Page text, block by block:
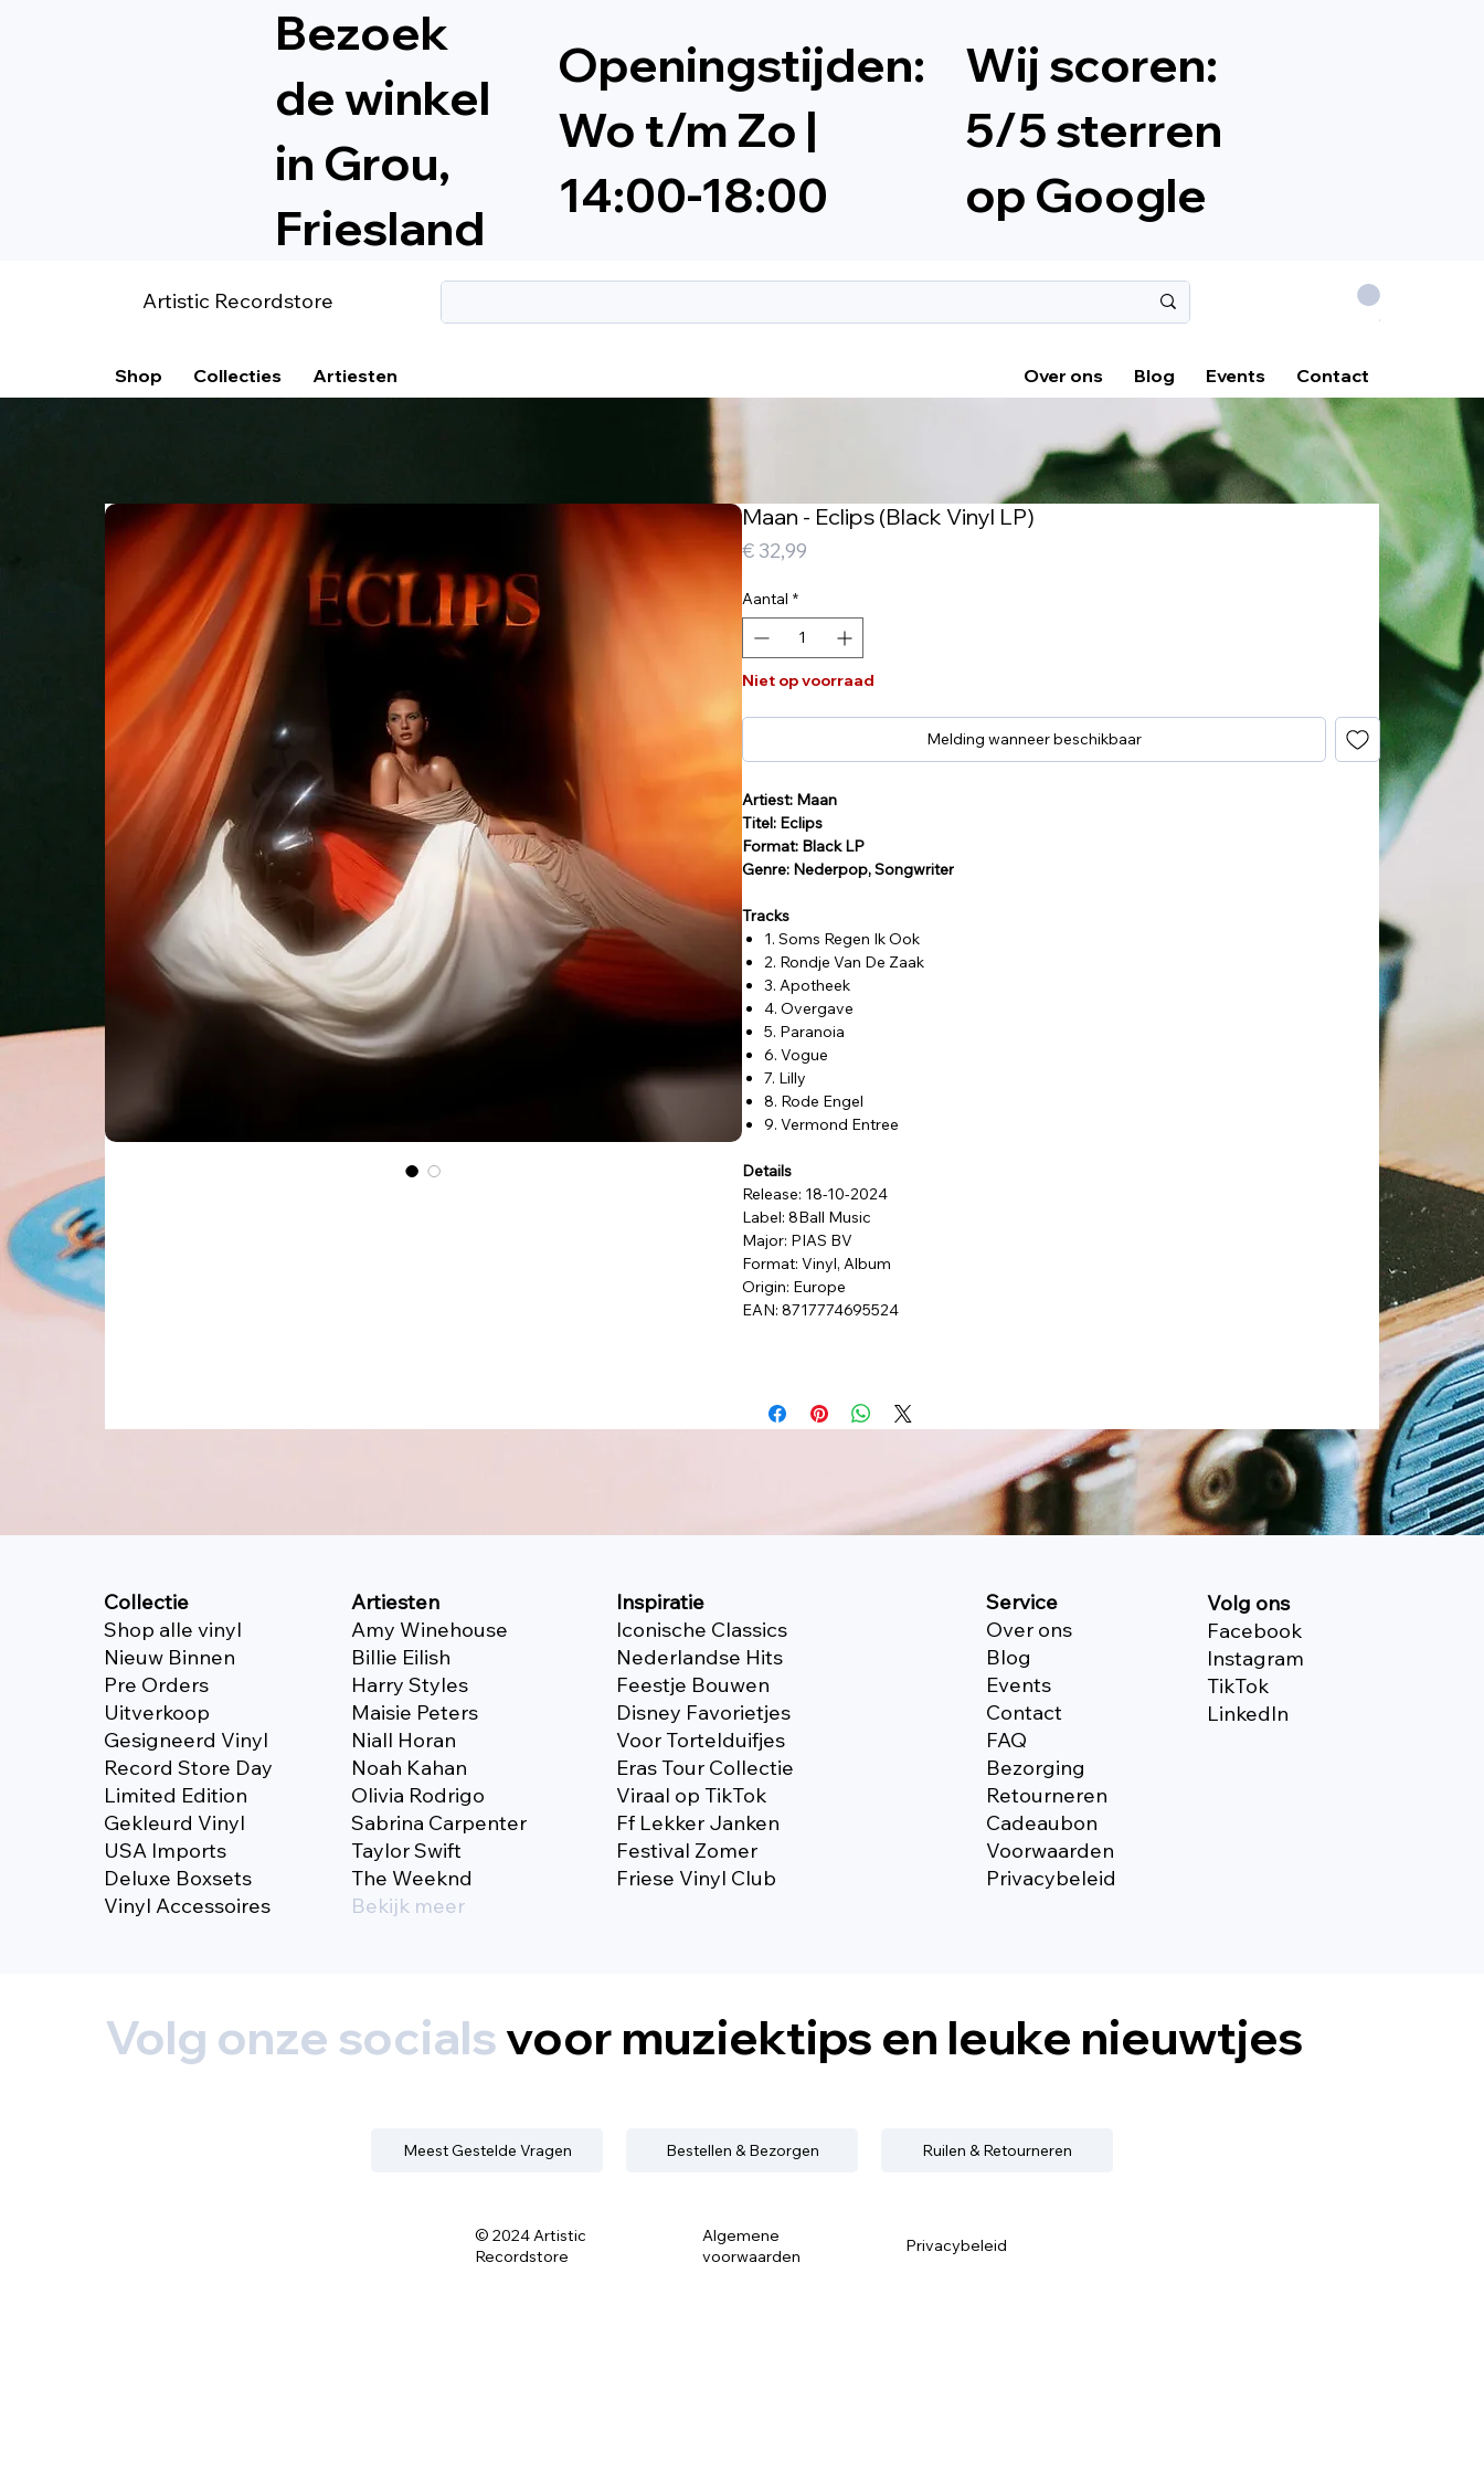
Bezoek
de winkel
in Grou,
Friesland
Openingstijden:
Wo t/m Zo |
14:00-18:00
Wij scoren:
5/5 sterren
op Google
Artistic Recordstore
.
Shop Collecties Artiesten Over ons Blog Events Contact
Maan - Eclips (Black Vinyl LP)
€ 32,99
Aantal *
Niet op voorraad
Melding wanneer beschikbaar
Artiest: Maan
Titel: Eclips
Format: Black LP
Genre: Nederpop, Songwriter
Tracks
1. Soms Regen Ik Ook
2. Rondje Van De Zaak
3. Apotheek
4. Overgave
5. Paranoia
6. Vogue
7. Lilly
8. Rode Engel
9. Vermond Entree
Details
Release: 18-10-2024
Label: 8Ball Music
Major: PIAS BV
Format: Vinyl, Album
Origin: Europe
EAN: 8717774695524
Collectie
Shop alle vinyl
Nieuw Binnen
Pre Orders
Uitverkoop
Gesigneerd Vinyl
Record Store Day
Limited Edition
Gekleurd Vinyl
USA Imports
Deluxe Boxsets
Vinyl Accessoires
Artiesten
Amy Winehouse
Billie Eilish
Harry Styles
Maisie Peters
Niall Horan
Noah Kahan
Olivia Rodrigo
Sabrina Carpenter
Taylor Swift
The Weeknd
Bekijk meer
Inspiratie
Iconische Classics
Nederlandse Hits
Feestje Bouwen
Disney Favorietjes
Voor Tortelduifjes
Eras Tour Collectie
Viraal op TikTok
Ff Lekker Janken
Festival Zomer
Friese Vinyl Club
Service
Over ons
Blog
Events
Contact
FAQ
Bezorging
Retourneren
Cadeaubon
Voorwaarden
Privacybeleid
Volg ons
Facebook
Instagram
TikTok
Linkedln
Volg onze socialsvoor muziektips en leuke nieuwtjes
Meest Gestelde Vragen Bestellen & Bezorgen Ruilen & Retourneren
© 2024 Artistic
Recordstore
Algemene
voorwaarden
Privacybeleid